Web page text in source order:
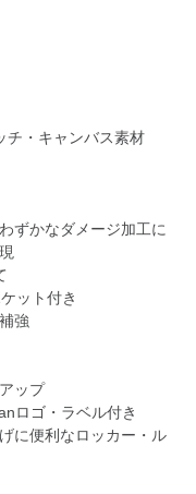
チ・キャンバス素材
ずかなダメージ加工に
ット付き
強
ップ
ロゴ・ラベル付き
に便利なロッカー・ル